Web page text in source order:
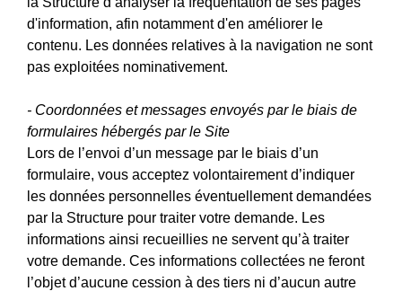
d'information, afin notamment d'en améliorer le
contenu. Les données relatives à la navigation ne sont
pas exploitées nominativement.
- Coordonnées et messages envoyés par le biais de
formulaires hébergés par le Site
Lors de l’envoi d’un message par le biais d’un
formulaire, vous acceptez volontairement d’indiquer
les données personnelles éventuellement demandées
par la Structure pour traiter votre demande. Les
informations ainsi recueillies ne servent qu’à traiter
votre demande. Ces informations collectées ne feront
l’objet d’aucune cession à des tiers ni d’aucun autre